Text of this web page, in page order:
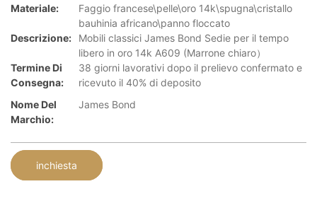
Materiale:
Faggio francese\pelle\oro 14k\spugna\cristallo
bauhinia africano\panno floccato
Descrizione:
Mobili classici James Bond Sedie per il tempo
libero in oro 14k A609 (Marrone chiaro）
Termine Di
Consegna:
38 giorni lavorativi dopo il prelievo confermato e
ricevuto il 40% di deposito
Nome Del
Marchio:
James Bond
inchiesta